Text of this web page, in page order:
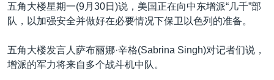
台海两岸关系
关注西藏
其他语言网站
五角大楼星期一(9月30日)说，美国正在向中东增派“几千”部
队，以加强安全并做好在必要情况下保卫以色列的准备。
五角大楼发言人萨布丽娜·辛格(Sabrina Singh)对记者们说，
增派的军力将来自多个战斗机中队。